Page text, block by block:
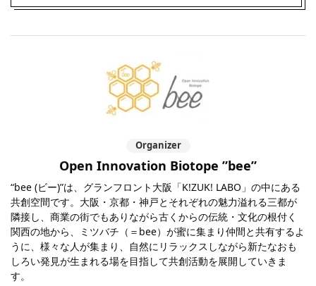
Organizer
Open Innovation Biotope ”bee”
“bee (ビー)”は、グランフロント大阪「K!ZUK! LABO」の中にある
共創空間です。大阪・京都・神戸とそれぞれの魅力溢れる三都が
隣接し、商業の街でもありながら古くからの伝統・文化の根付く
関西の地から、ミツバチ（＝bee）が蜜に集まり仲間と共有するよ
うに、様々な人が集まり、自然にリラックスしながら新たなおも
しろい発見が生まれる場を目指して共創活動を展開していきま
す。